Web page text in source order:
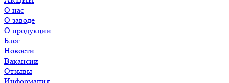
О нас
О заводе
О продукции
Блог
Новости
Вакансии
Отзывы